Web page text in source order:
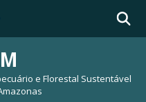
e Florestal Sustentável